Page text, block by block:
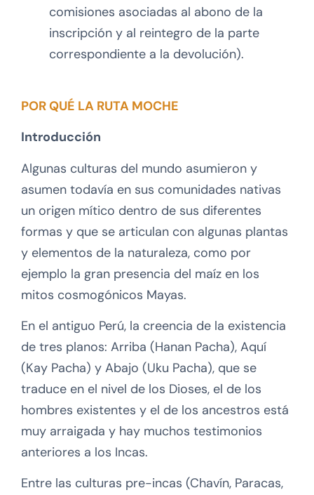
comisiones asociadas al abono de la
inscripción y al reintegro de la parte
correspondiente a la devolución).
POR QUÉ LA RUTA MOCHE
Introducción
Algunas culturas del mundo asumieron y
asumen todavía en sus comunidades nativas
un origen mítico dentro de sus diferentes
formas y que se articulan con algunas plantas
y elementos de la naturaleza, como por
ejemplo la gran presencia del maíz en los
mitos cosmogónicos Mayas.
En el antiguo Perú, la creencia de la existencia
de tres planos: Arriba (Hanan Pacha), Aquí
(Kay Pacha) y Abajo (Uku Pacha), que se
traduce en el nivel de los Dioses, el de los
hombres existentes y el de los ancestros está
muy arraigada y hay muchos testimonios
anteriores a los Incas.
Entre las culturas pre-incas (Chavín, Paracas,